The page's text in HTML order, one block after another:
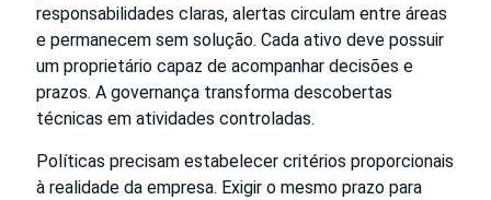
responsabilidades claras, alertas circulam entre áreas
e permanecem sem solução. Cada ativo deve possuir
um proprietário capaz de acompanhar decisões e
prazos. A governança transforma descobertas
técnicas em atividades controladas.
Políticas precisam estabelecer critérios proporcionais
à realidade da empresa. Exigir o mesmo prazo para